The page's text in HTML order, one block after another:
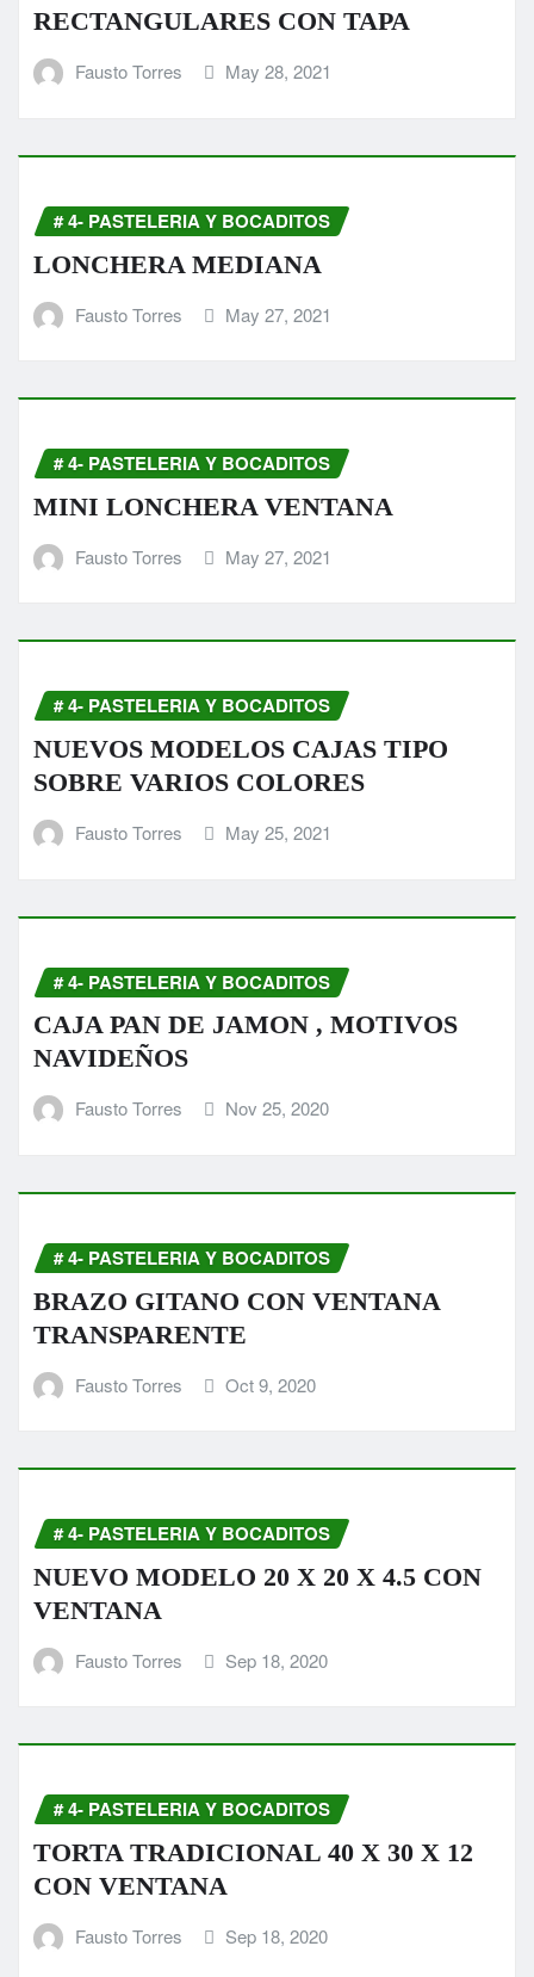
RECTANGULARES CON TAPA
Fausto Torres May 28, 2021
# 4- PASTELERIA Y BOCADITOS
LONCHERA MEDIANA
Fausto Torres May 27, 2021
# 4- PASTELERIA Y BOCADITOS
MINI LONCHERA VENTANA
Fausto Torres May 27, 2021
# 4- PASTELERIA Y BOCADITOS
NUEVOS MODELOS CAJAS TIPO
SOBRE VARIOS COLORES
Fausto Torres May 25, 2021
# 4- PASTELERIA Y BOCADITOS
CAJA PAN DE JAMON , MOTIVOS
NAVIDEÑOS
Fausto Torres Nov 25, 2020
# 4- PASTELERIA Y BOCADITOS
BRAZO GITANO CON VENTANA
TRANSPARENTE
Fausto Torres Oct 9, 2020
# 4- PASTELERIA Y BOCADITOS
NUEVO MODELO 20 X 20 X 4.5 CON
VENTANA
Fausto Torres Sep 18, 2020
# 4- PASTELERIA Y BOCADITOS
TORTA TRADICIONAL 40 X 30 X 12
CON VENTANA
Fausto Torres Sep 18, 2020